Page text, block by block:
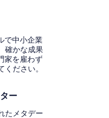
で中小企業
確かな成果
家を雇わず
ください。
ー
たメタデー